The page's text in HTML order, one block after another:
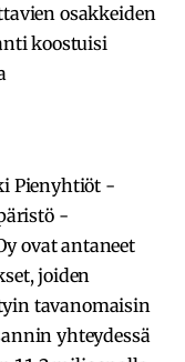
osakkeiden
koostuisi
Pienyhtiöt -
-
ovat antaneet
joiden
tavanomaisin
yhteydessä